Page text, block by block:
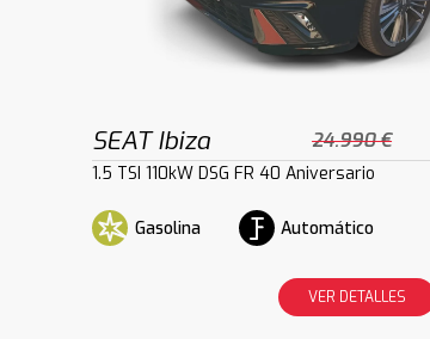
SEAT Ibiza 24.990 €
1.5 TSI 110kW DSG FR 40 Aniversario
Gasolina Automático
VER DETALLES